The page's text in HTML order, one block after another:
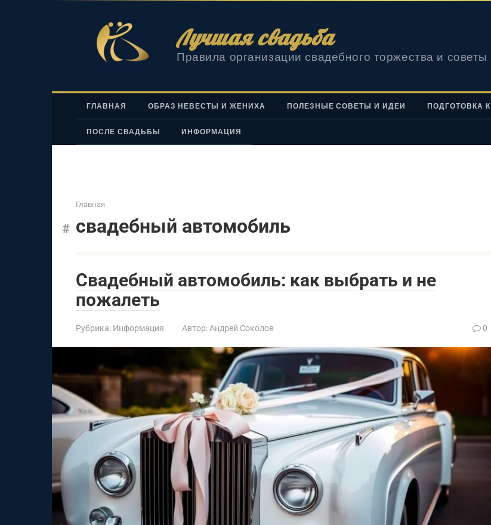
Лучшая свадьба
Правила организации свадебного торжества и
ГЛАВНАЯ ОБРАЗ НЕВЕСТЫ И ЖЕНИХА ПОЛЕЗНЫЕ СОВЕТЫ И ИДЕИ ПОДГОТОВКА
ПОСЛЕ СВАДЬБЫ ИНФОРМАЦИЯ
Главная
свадебный автомобиль
Свадебный автомобиль: как выбрать и не
пожалеть
Рубрика: Информация Автор: Андрей Соколов 0